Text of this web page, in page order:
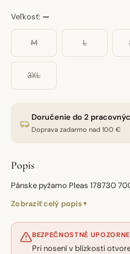
Veľkosť: —
M L
3XL
Doručenie do 2
Doprava zadarmo nad 100 €
Popis
Pánske pyžamo Pleas 178730
Zobraziť celý popis
BEZPEČNOSTNÉ
Pri nosení v blízkosti